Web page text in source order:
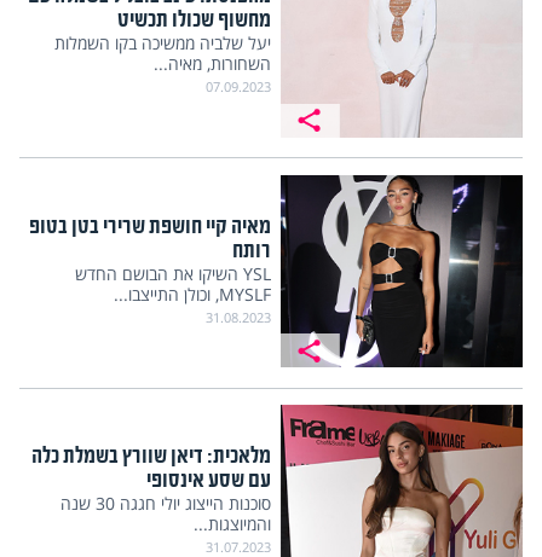
מחשוף שכולו תכשיט
יעל שלביה ממשיכה בקו השמלות
השחורות, מאיה...
07.09.2023
מאיה קיי חושפת שרירי בטן בטופ
רותח
YSL השיקו את הבושם החדש
MYSLF, וכולן התייצבו...
31.08.2023
מלאכית: דיאן שוורץ בשמלת כלה
עם שסע אינסופי
סוכנות הייצוג יולי חגגה 30 שנה
והמיוצגות...
31.07.2023